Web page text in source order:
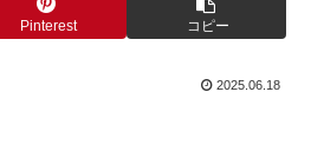
Pinterest コピー
2025.06.18